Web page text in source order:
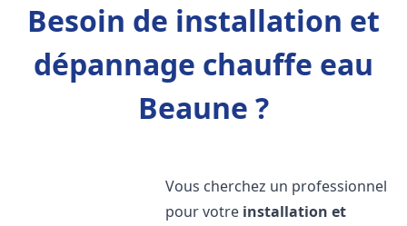
Besoin de installation et
dépannage chauffe eau
Beaune ?
Vous cherchez un professionnel
pour votre installation et